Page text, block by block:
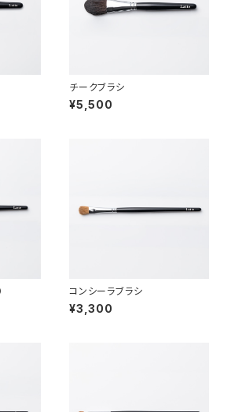
チークブラシ
¥5,500
コンシーラブラシ
¥3,300